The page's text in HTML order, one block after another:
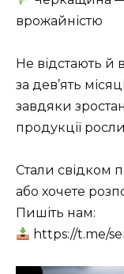
врожайністю
Не відстають й
за дев’ять
завдяки
продукції
Стали свідком
або хочете
Пишіть нам:
https://t.me/